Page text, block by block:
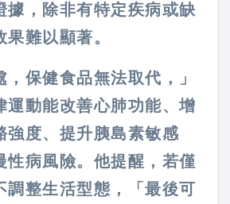
據，除非有特定疾病或缺
難以顯著。
，保健食品無法取代，」
運動能改善心肺功能、增
強度、提升胰島素敏感
性病風險。他提醒，若僅
調整生活型態，「最後可